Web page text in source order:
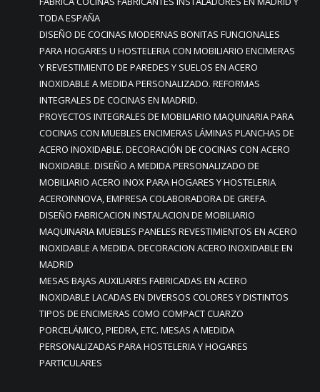
TODA ESPAÑA
DISEÑO DE COCINAS MODERNAS BONITAS FUNCIONALES
PARA HOGARES U HOSTELERIA CON MOBILIARIO ENCIMERAS
Y REVESTIMIENTO DE PAREDES Y SUELOS EN ACERO
INOXIDABLE A MEDIDA PERSONALIZADO. REFORMAS
INTEGRALES DE COCINAS EN MADRID.
PROYECTOS INTEGRALES DE MOBILIARIO MAQUINARIA PARA
COCINAS CON MUEBLES ENCIMERAS LÁMINAS PLANCHAS DE
ACERO INOXIDABLE. DECORACIÓN DE COCINAS CON ACERO
INOXIDABLE. DISEÑO A MEDIDA PERSONALIZADO DE
MOBILIARIO ACERO INOX PARA HOGARES Y HOSTELERIA
ACEROINNOVA, EMPRESA COLABORADORA DE GREFA.
DISEÑO FABRICACION INSTALACION DE MOBILIARIO
MAQUINARIA MUEBLES PANELES REVESTIMIENTOS EN ACERO
INOXIDABLE A MEDIDA. DECORACION ACERO INOXIDABLE EN
MADRID
MESAS BAJAS AUXILIARES FABRICADAS EN ACERO
INOXIDABLE LACADAS EN DIVERSOS COLORES Y DISTINTOS
TIPOS DE ENCIMERAS COMO COMPACT CUARZO
PORCELÁMICO, PIEDRA, ETC. MESAS A MEDIDA
PERSONALIZADAS PARA HOSTELERIA Y HOGARES
PARTICULARES